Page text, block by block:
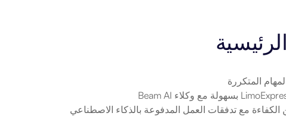
المتكررة
مع تدفقات العمل المدفوعة بالذكاء الاصطناعي